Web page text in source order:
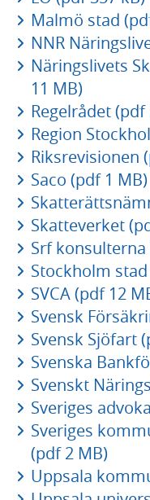
Malmö stad
NNR
Näringslivets
11 MB)
Regelrådet (pdf
Region
Riksrevisionen
Saco (pdf 1 MB)
Skatteverket
Srf konsulterna
Stockholm
SVCA (pdf 12
Svensk
Svensk Sjöfart
Svenska
Svenskt
Sveriges
Sveriges
(pdf 2 MB)
Uppsala